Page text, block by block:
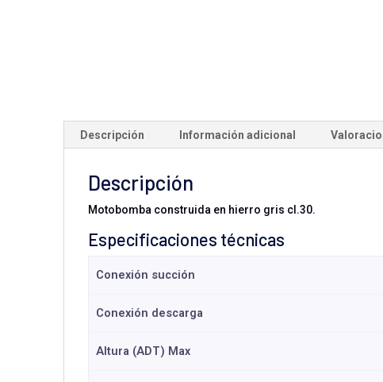
Descripción Información adicional
Descripción
Motobomba construida en hierro gris cl.30.
Especificaciones técnicas
Conexión succión
Conexión descarga
Altura (ADT) Max